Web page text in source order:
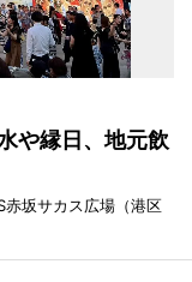
や縁日、地元飲
坂サカス広場（港区